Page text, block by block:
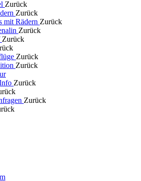
Zurück
Zurück
mit Rädern Zurück
Zurück
Zurück
Zurück
Zurück
Zurück
Zurück